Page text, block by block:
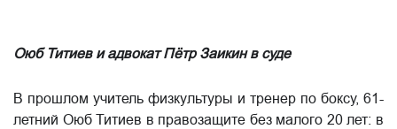
Оюб Титиев и адвокат Пётр Заикин в суде
В прошлом учитель физкультуры и тренер по боксу, 61-
летний Оюб Титиев в правозащите без малого 20 лет: в